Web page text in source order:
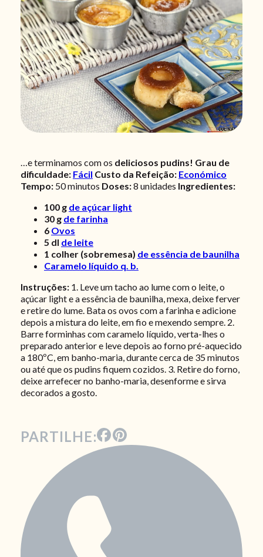
…e terminamos com os deliciosos pudins! Grau de
dificuldade: Fácil Custo da Refeição: Económico
Tempo: 50 minutos Doses:8 unidades Ingredientes:
100 g de açúcar light
30 g de farinha
6 Ovos
5 dl de leite
1 colher (sobremesa) de essência de baunilha
Caramelo líquido q. b.
Instruções: 1. Leve um tacho ao lume com o leite, o
açúcar light e a essência de baunilha, mexa, deixe ferver
e retire do lume. Bata os ovos com a farinha e adicione
depois a mistura do leite, em fio e mexendo sempre. 2.
Barre forminhas com caramelo líquido, verta-lhes o
preparado anterior e leve depois ao forno pré-aquecido
a 180ºC, em banho-maria, durante cerca de 35 minutos
ou até que os pudins fiquem cozidos. 3. Retire do forno,
deixe arrefecer no banho-maria, desenforme e sirva
decorados a gosto.
PARTILHE: